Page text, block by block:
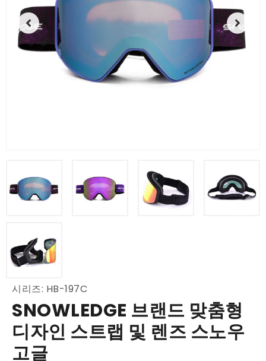
시리즈: HB-197C
SNOWLEDGE 브랜드 맞춤형
디자인 스트랩 및 렌즈 스노우
고글